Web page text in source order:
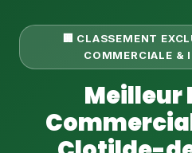
🏢 CLASSEMENT
COMMERCIALE &
Meilleur